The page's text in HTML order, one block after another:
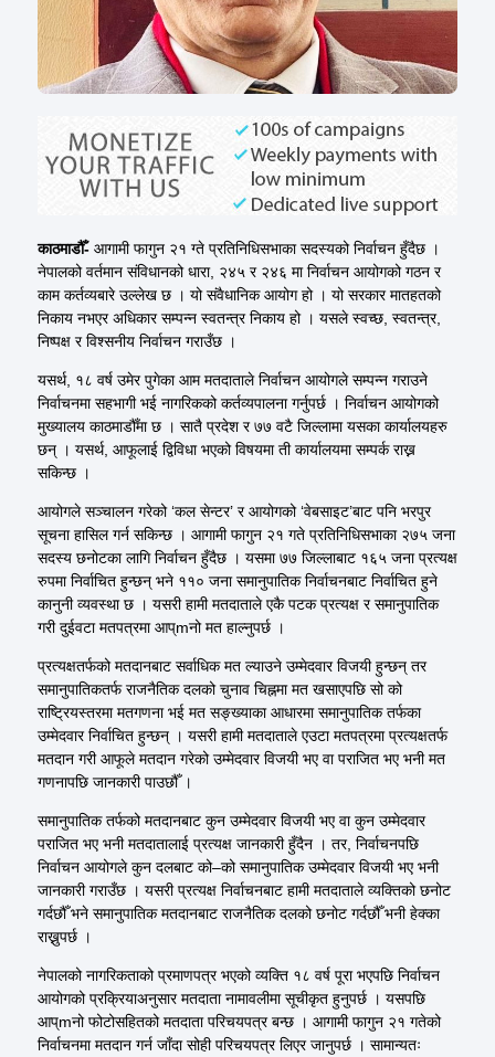
काठमाडौँ-आगामी फागुन २१ ग्तेप्रतिनिधिसभाका सदस्यको निर्वाचन हुँदैछ ।
नेपालको वर्तमान संविधानको धारा, २४५ र २४६ मा निर्वाचन आयोगको गठन र
काम कर्तव्यबारे उल्लेख छ । यो संवैधानिक आयोग हो । यो सरकार मातहतको
निकाय नभएर अधिकार सम्पन्न स्वतन्त्र निकाय हो । यसले स्वच्छ, स्वतन्त्र,
निष्पक्ष रविश्सनीयनिर्वाचन गराउँछ ।
यसर्थ, १८ वर्ष उमेर पुगेका आममतदातालेनिर्वाचन आयोगले सम्पन्न गराउने
निर्वाचनमा सहभागी भई नागरिककोकर्तव्यपालनागर्नुपर्छ । निर्वाचन आयोगको
मुख्यालय काठमाडौँमाछ । सातै प्रदेश र ७७ वटै जिल्लामा यसकाकार्यालयहरु
छन् । यसर्थ, आफूलाई द्विविधा भएको विषयमा ती कार्यालयमा सम्पर्क राख्न
सकिन्छ ।
आयोगले सञ्चालन गरेको ‘कल सेन्टर’ र आयोगको ‘वेबसाइट’बाटपनि भरपुर
सूचना हासिल गर्न सकिन्छ । आगामी फागुन २१ गते प्रतिनिधिसभाका २७५ जना
सदस्य छनोटका लागि निर्वाचन हुँदैछ । यसमा ७७ जिल्लाबाट १६५ जना प्रत्यक्ष
रुपमानिर्वाचित हुन्छन् भने ११० जना समानुपातिक निर्वाचनबाट निर्वाचित हुने
कानुनी व्यवस्था छ । यसरी हामीमतदातालेएकै पटक प्रत्यक्ष र समानुपातिक
गरी दुईवटा मतपत्रमाआप्mनोमत हाल्नुपर्छ।
प्रत्यक्षतर्फको मतदानबाट सर्वाधिकमत ल्याउने उम्मेदवार विजयी हुन्छन् तर
समानुपातिकतर्फ राजनैतिक दलको चुनाव चिह्नमा मत खसाएपछि सो को
राष्ट्रियस्तरमामतगणना भई मत सङ्ख्याका आधारमा समानुपातिक तर्फका
उम्मेदवार निर्वाचित हुन्छन् । यसरी हामीमतदातालेएउटा मतपत्रमा प्रत्यक्षतर्फ
मतदान गरी आफूले मतदान गरेको उम्मेदवार विजयी भए वा पराजित भए भनी मत
गणनापछि जानकारीपाउछौँ।
समानुपातिक तर्फको मतदानबाट कुन उम्मेदवार विजयी भए वा कुन उम्मेदवार
पराजित भए भनीमतदातालाईप्रत्यक्ष जानकारी हुँदैन । तर, निर्वाचनपछि
निर्वाचन आयोगले कुन दलबाट को–को समानुपातिक उम्मेदवार विजयी भए भनी
जानकारी गराउँछ । यसरी प्रत्यक्ष निर्वाचनबाट हामीमतदातालेव्यक्तिको छनोट
गर्दछौँ भने समानुपातिक मतदानबाट राजनैतिक दलको छनोट गर्दछौँ भनी हेक्का
राख्नुपर्छ।
नेपालको नागरिकताको प्रमाणपत्र भएको व्यक्ति १८ वर्ष पूरा भएपछि निर्वाचन
आयोगको प्रक्रियाअनुसारमतदातानामावलीमा सूचीकृत हुनुपर्छ । यसपछि
आप्mनोफोटोसहितकोमतदातापरिचयपत्र बन्छ । आगामी फागुन २१ गतेको
निर्वाचनमा मतदान गर्न जाँदा सोही परिचयपत्र लिएर जानुपर्छ । सामान्यतः